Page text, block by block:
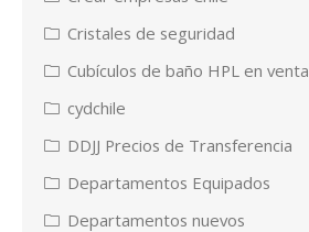
Cristales de seguridad
Cubículos de baño HPL en venta
cydchile
DDJJ Precios de Transferencia
Departamentos Equipados
Departamentos nuevos